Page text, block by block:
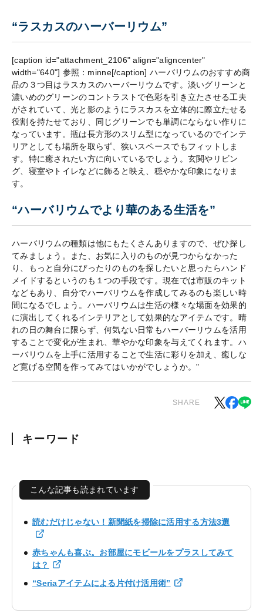
“ラスカスのハーバーリウム”
[caption id="attachment_2106" align="aligncenter"
width="640"] 参照：minne[/caption] ハーバリウムのおすすめ商
品の３つ目はラスカスのハーバーリウムです。淡いグリーンと
濃いめのグリーンのコントラストで色彩を引き立たさせる工夫
がされていて、光と影のようにラスカスを立体的に際立たせる
役割を持たせており、同じグリーンでも単調にならない作りに
なっています。瓶は長方形のスリム型になっているのでインテ
リアとしても場所を取らず、狭いスペースでもフィットしま
す。特に癒されたい方に向いているでしょう。玄関やリビン
グ、寝室やトイレなどに飾ると映え、穏やかな印象になりま
す。
“ハーバリウムでより華のある生活を”
ハーバリウムの種類は他にもたくさんありますので、ぜひ探し
てみましょう。また、お気に入りのものが見つからなかった
り、もっと自分にぴったりのものを探したいと思ったらハンド
メイドするというのも１つの手段です。現在では市販のキット
などもあり、自分でハーバリウムを作成してみるのも楽しい時
間になるでしょう。ハーバリウムは生活の様々な場面を効果的
に演出してくれるインテリアとして効果的なアイテムです。晴
れの日の舞台に限らず、何気ない日常もハーバーリウムを活用
することで変化が生まれ、華やかな印象を与えてくれます。ハ
ーバリウムを上手に活用することで生活に彩りを加え、癒しな
ど寛げる空間を作ってみてはいかがでしょうか。"
SHARE
キーワード
こんな記事も読まれています
読むだけじゃない！新聞紙を掃除に活用する方法3選
赤ちゃんも喜ぶ。お部屋にモビールをプラスしてみて
は？
“Seriaアイテムによる片付け活用術”